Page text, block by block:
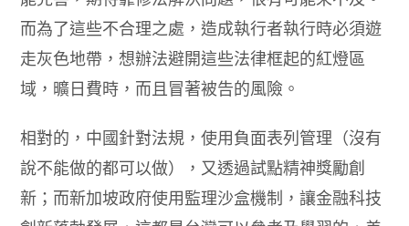
而為了這些不合理之處，造成執行者執行時必須遊
走灰色地帶，想辦法避開這些法律框起的紅燈區
域，曠日費時，而且冒著被告的風險。
相對的，中國針對法規，使用負面表列管理（沒有
說不能做的都可以做），又透過試點精神獎勵創
新；而新加坡政府使用監理沙盒機制，讓金融科技